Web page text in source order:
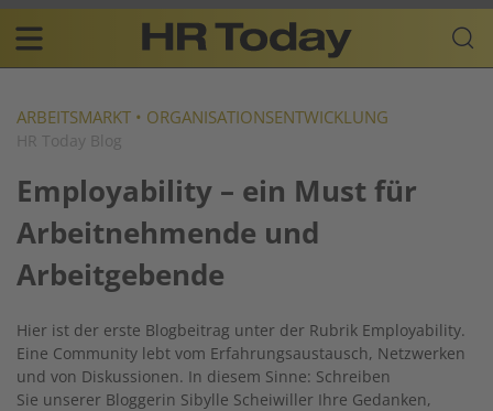
Skip
content
Plattform
für
Resources
navigation
DE
ARBEITSMARKT • ORGANISATIONSENTWICKLUNG
HR Today Blog
Employability – ein Must für
Arbeitnehmende und
Arbeitgebende
Hier ist der erste Blogbeitrag unter der Rubrik Employability.
Eine Community lebt vom Erfahrungsaustausch, Netzwerken
und von Diskussionen. In diesem Sinne: Schreiben
Sie unserer Bloggerin Sibylle Scheiwiller Ihre Gedanken,